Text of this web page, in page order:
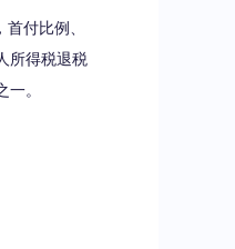
付比例、
所得税退税
。